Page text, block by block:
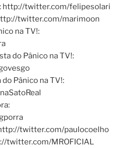
http://twitter.com/felipesolari
twitter.com/marimoon
na TV!:
do Pânico na TV!:
Pânico na TV!:
twitter.com/paulocoelho
twitter.com/MROFICIAL